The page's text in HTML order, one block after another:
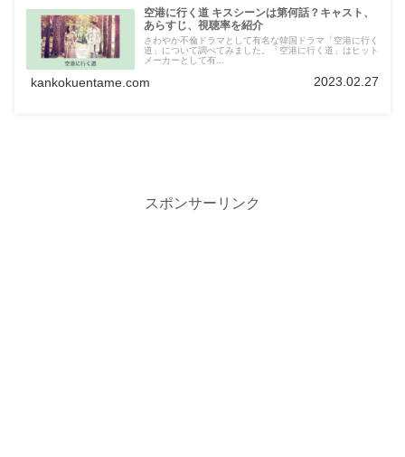
空港に行く道 キスシーンは第何話？キャスト、
あらすじ、視聴率を紹介
さわやか不倫ドラマとして有名な韓国ドラマ「空港に行く
道」について調べてみました。「空港に行く道」はヒット
メーカーとして有...
kankokuentame.com 2023.02.27
スポンサーリンク